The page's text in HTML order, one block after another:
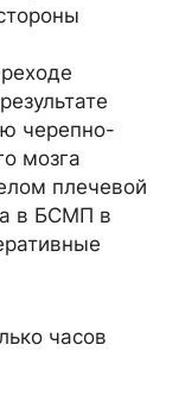
черепно-
мозга
плечевой
в БСМП в
часов